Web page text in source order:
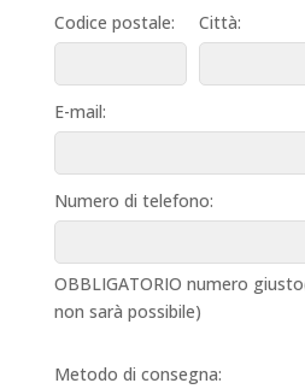
Codice postale: Città:
E-mail:
Numero di telefono:
OBBLIGATORIO numero
non sarà possibile)
Metodo di consegna: